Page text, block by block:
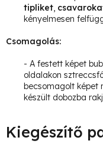
tipliket,
kényelmesen
Csomagolás:
- A festett képet
oldalakon
becsomagolt képet
készült dobozba
Kiegészítő